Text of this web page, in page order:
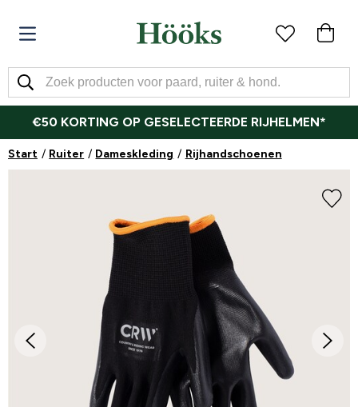
€50 KORTING OP GESELECTEERDE RIJHELMEN*
Start Ruiter Dameskleding Rijhandschoenen